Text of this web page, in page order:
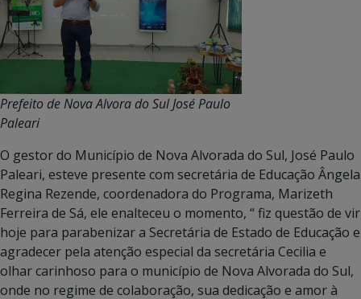
Prefeito de Nova Alvora do Sul José Paulo
Paleari
O gestor do Município de Nova Alvorada do Sul, José Paulo
Paleari, esteve presente com secretária de Educação Ângela
Regina Rezende, coordenadora do Programa, Marizeth
Ferreira de Sá, ele enalteceu o momento, “ fiz questão de vir
hoje para parabenizar a Secretária de Estado de Educação e
agradecer pela atenção especial da secretária Cecilia e
olhar carinhoso para o município de Nova Alvorada do Sul,
onde no regime de colaboração, sua dedicação e amor à